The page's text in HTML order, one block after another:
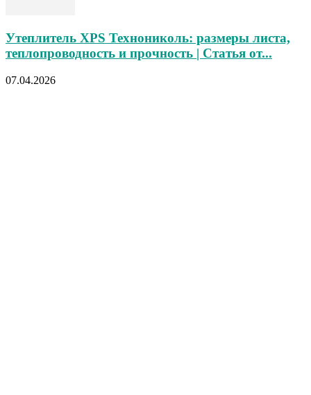
Утеплитель XPS Технониколь: размеры листа,
теплопроводность и прочность | Статья от...
07.04.2026